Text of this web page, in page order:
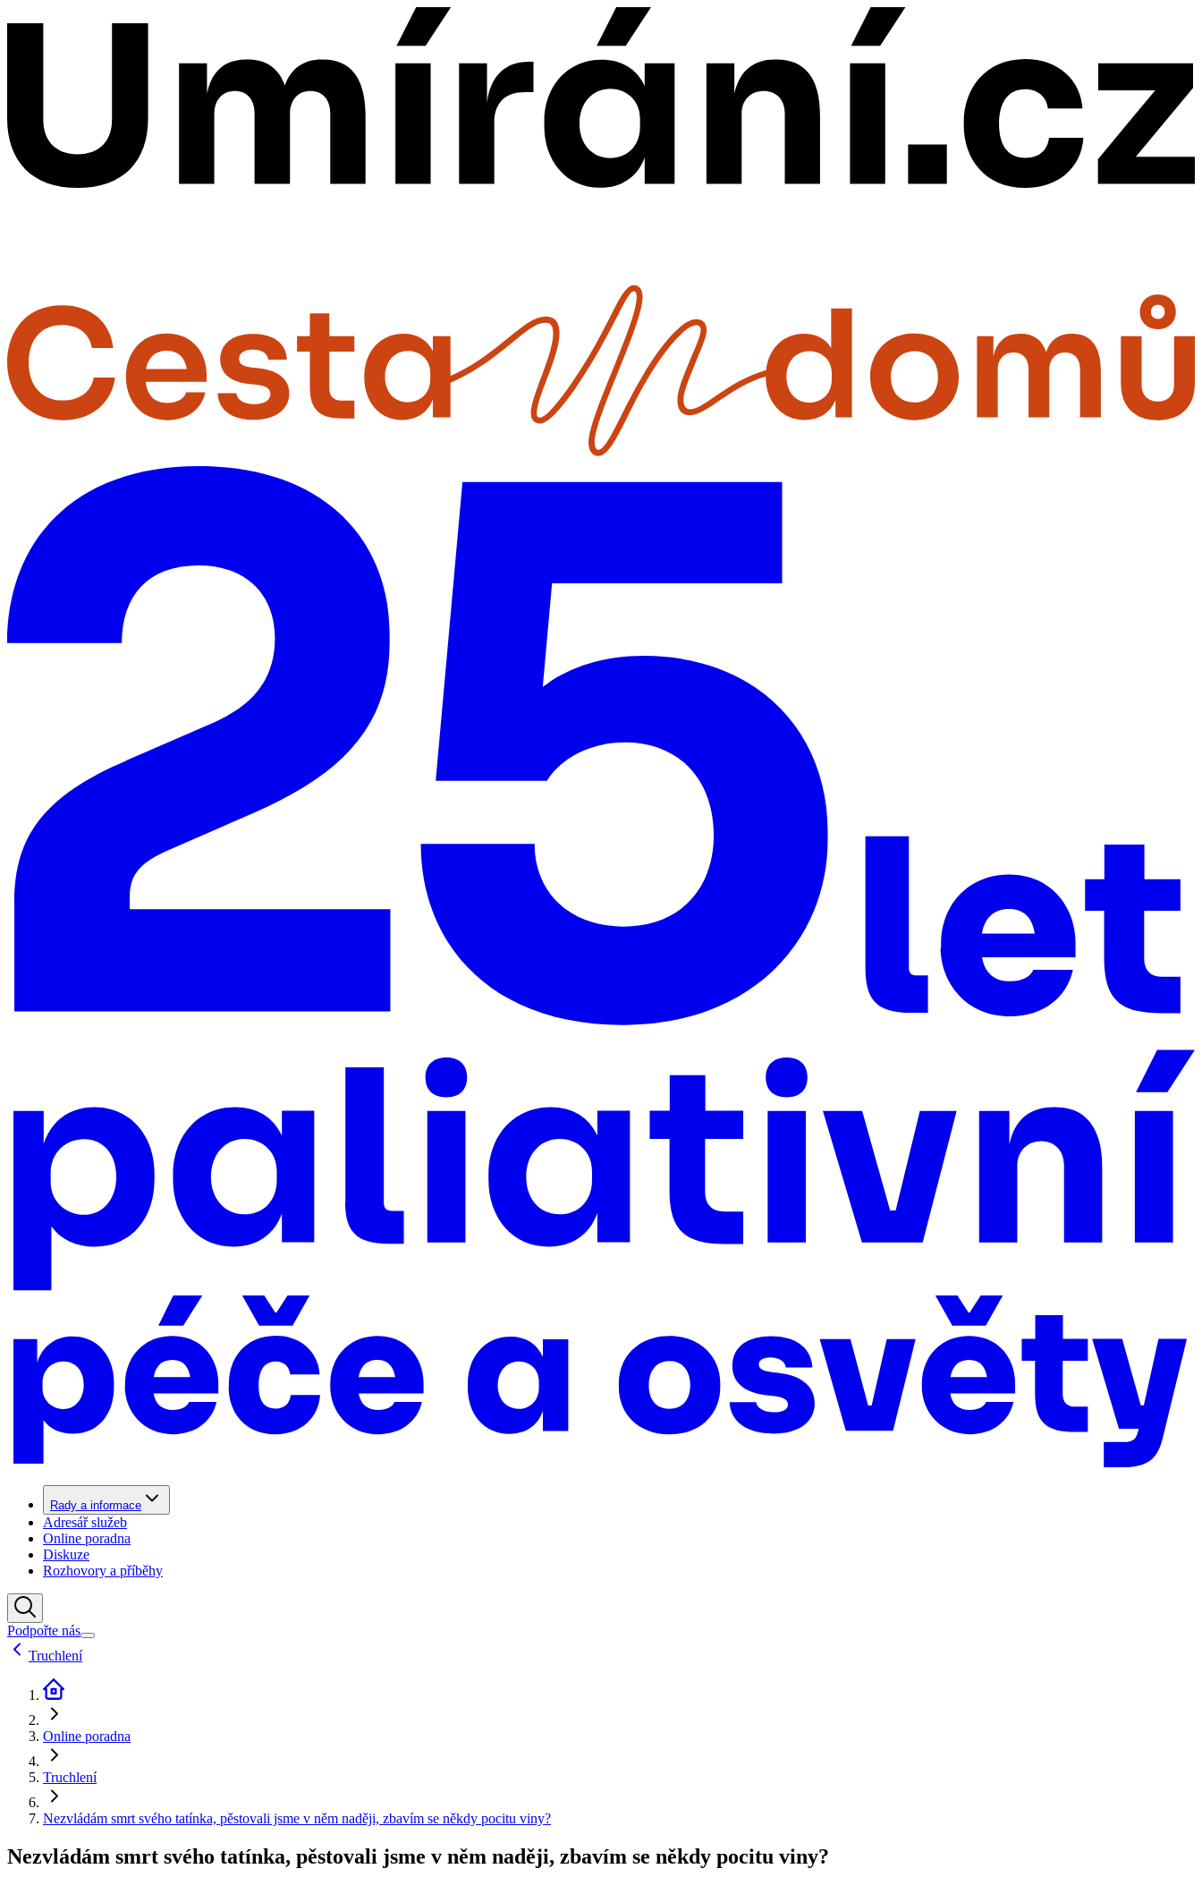
Rady a informace
Adresář služeb
Online poradna
Diskuze
Rozhovory a příběhy
Podpořte nás
Truchlení
Online poradna
Truchlení
Nezvládám smrt svého tatínka, pěstovali jsme v něm naději, zbavím se někdy pocitu viny?
Nezvládám smrt svého tatínka, pěstovali jsme v něm naději, zbavím se někdy pocitu viny?